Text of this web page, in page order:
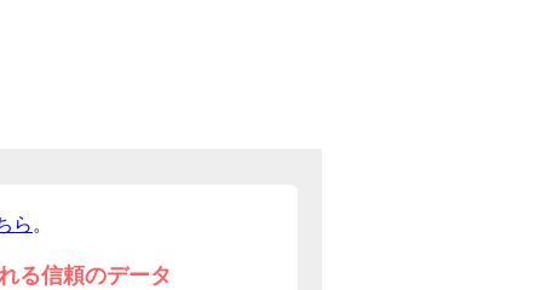
ら 。
る信頼のデータ